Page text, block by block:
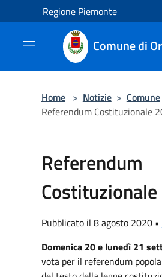
Salta al contenuto principale
Regione Piemonte
Comune di
Home > Notizie > Comune
Referendum Costituzionale
Referendum
Pubblicato il 8 agosto 2020 •
Domenica 20 e lunedì 21
vota per il referendum